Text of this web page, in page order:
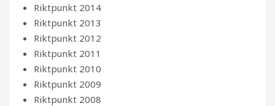
Riktpunkt 2014
Riktpunkt 2013
Riktpunkt 2012
Riktpunkt 2011
Riktpunkt 2010
Riktpunkt 2009
Riktpunkt 2008